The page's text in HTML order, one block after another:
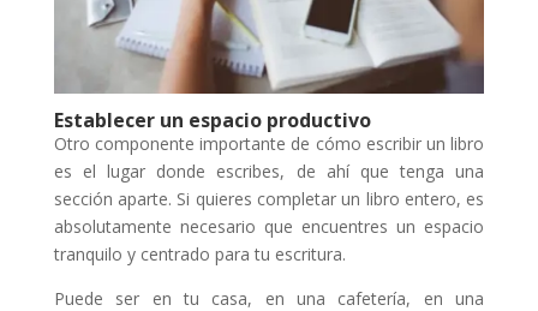
Establecer un espacio productivo
Otro componente importante de cómo escribir un libro
es el lugar donde escribes, de ahí que tenga una
sección aparte. Si quieres completar un libro entero, es
absolutamente necesario que encuentres un espacio
tranquilo y centrado para tu escritura.
Puede ser en tu casa, en una cafetería, en una